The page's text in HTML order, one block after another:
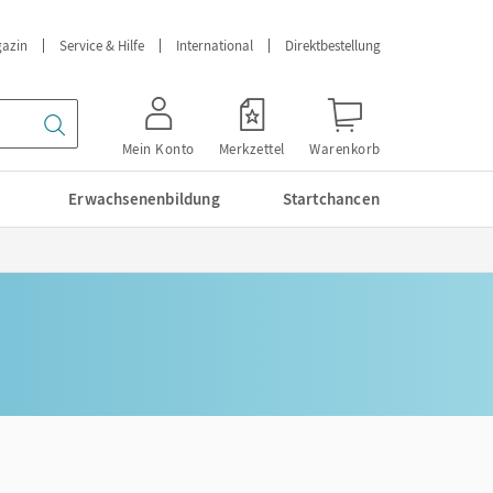
Service & Hilfe International Direktbestellung
Mein Konto Merkzettel Warenkorb
Erwachsenenbildung Startchancen